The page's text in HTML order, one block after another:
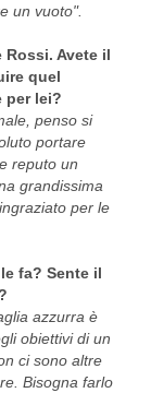
un vuoto".
Avete il
quel
per lei?
penso si
portare
reputo un
grandissima
per le
fa? Sente il
azzurra è
obiettivi di un
ci sono altre
Bisogna farlo